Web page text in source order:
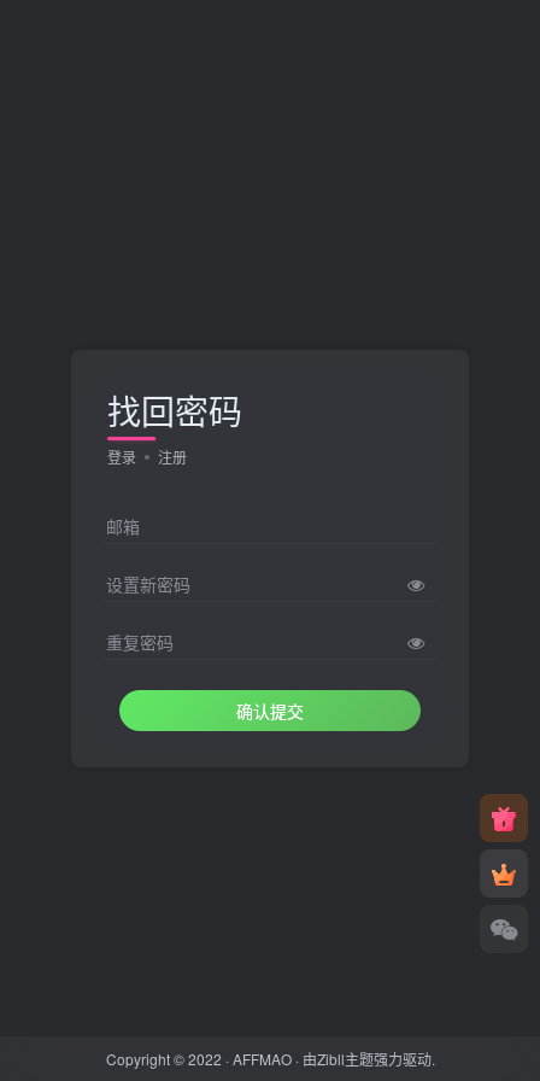
找回密码
登录 注册
邮箱
设置新密码
重复密码
确认提交
Copyright © 2022 ·AFFMAO· 由Zibll主题强力驱动.